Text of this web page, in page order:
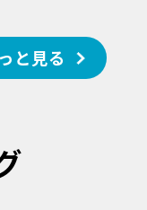
と見る